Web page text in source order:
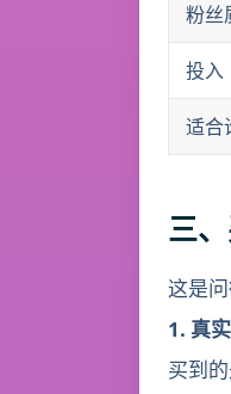
粉丝
投入
适合
三
这是
1. 真
买到